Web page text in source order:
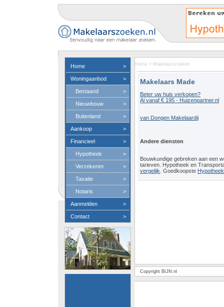
Home >
Woningaanbod >
Bestaand >
Nieuwbouw >
Buitenland >
Aankoop >
Financieel >
Hypotheek >
Verzekeren >
Taxatie >
Notaris >
Aanmelden >
Contact >
Home > Makelaarszoeken
Makelaars Made
Beter uw huis verkopen?
Al vanaf € 195 - Huizenpartner.nl
van Dongen Makelaardij
Andere diensten
Bouwkundige gebreken aan een
tarieven. Hypotheek en
vergelijk . Goedkoopste
Copyright BIJN.nl